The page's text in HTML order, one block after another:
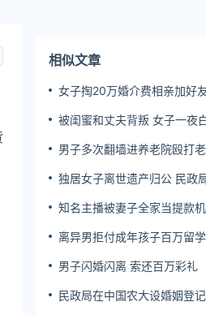
相似文章
女子掏20万婚介费相亲加好
被闺蜜和丈夫背叛 女子一夜
男子多次翻墙进养老院殴打
独居女子离世遗产归公 民政
知名主播被妻子全家当提款
离异男拒付成年孩子百万留
男子闪婚闪离 索还百万彩礼
民政局在中国农大设婚姻登